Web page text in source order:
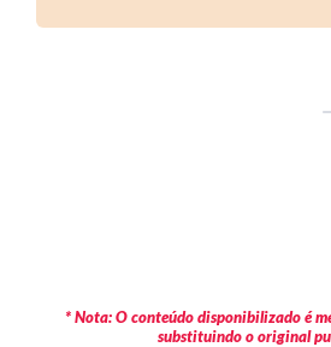
* Nota: O conteúdo disponibilizado é
substituindo o original